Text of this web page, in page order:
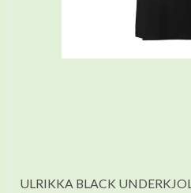
ULRIKKA BLACK